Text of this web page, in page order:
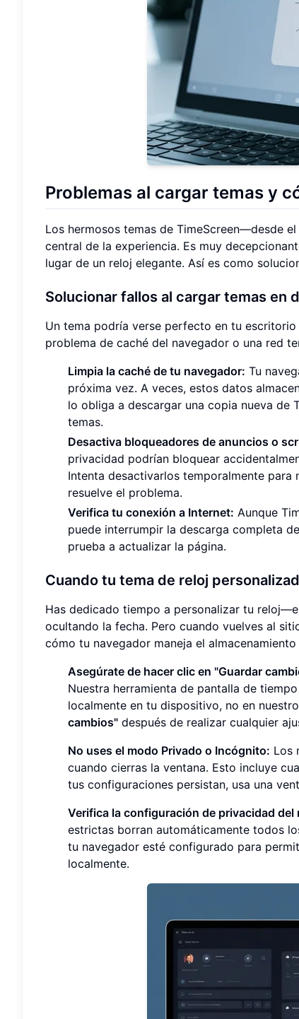
Problemas al cargar temas y
Los hermosos temas de TimeScreen—desde
central de la experiencia. Es muy
lugar de un reloj elegante. Así es como
Solucionar fallos al cargar temas en
Un tema podría verse perfecto en tu
problema de caché del navegador o una red
Limpia la caché de tu navegador: Tu
próxima vez. A veces, estos datos
lo obliga a descargar una copia nueva de
temas.
Desactiva bloqueadores de anuncios o
privacidad podrían bloquear
Intenta desactivarlos temporalmente
resuelve el problema.
Verifica tu conexión a Internet: Aunque
puede interrumpir la descarga completa
prueba a actualizar la página.
Cuando tu tema de reloj
Has dedicado tiempo a personalizar tu
ocultando la fecha. Pero cuando vuelves al
cómo tu navegador maneja el almacenamiento
Asegúrate de hacer clic en "Guardar
Nuestra herramienta de pantalla de
localmente en tu dispositivo, no en
cambios" después de realizar cualquier
No uses el modo Privado o Incógnito: Los
cuando cierras la ventana. Esto incluye
tus configuraciones persistan, usa una
Verifica la configuración de privacidad del
estrictas borran automáticamente todos
tu navegador esté configurado para
localmente.